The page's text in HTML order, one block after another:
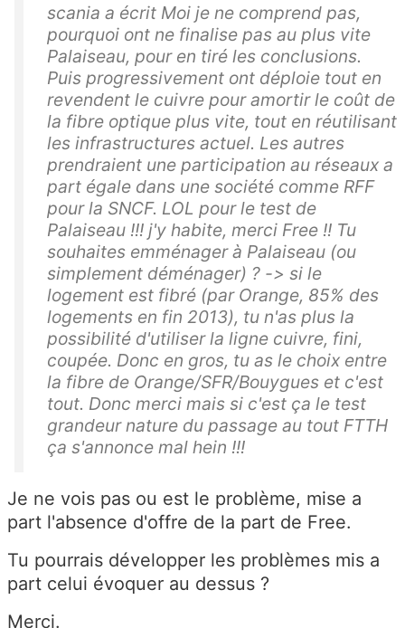
scania a écrit Moi je ne comprend pas,
pourquoi ont ne finalise pas au plus vite
Palaiseau, pour en tiré les conclusions.
Puis progressivement ont déploie tout en
revendent le cuivre pour amortir le coût de
la fibre optique plus vite, tout en réutilisant
les infrastructures actuel. Les autres
prendraient une participation au réseaux a
part égale dans une société comme RFF
pour la SNCF. LOL pour le test de
Palaiseau !!! j'y habite, merci Free !! Tu
souhaites emménager à Palaiseau (ou
simplement déménager) ? -> si le
logement est fibré (par Orange, 85% des
logements en fin 2013), tu n'as plus la
possibilité d'utiliser la ligne cuivre, fini,
coupée. Donc en gros, tu as le choix entre
la fibre de Orange/SFR/Bouygues et c'est
tout. Donc merci mais si c'est ça le test
grandeur nature du passage au tout FTTH
ça s'annonce mal hein !!!
Je ne vois pas ou est le problème, mise a
part l'absence d'offre de la part de Free.
Tu pourrais développer les problèmes mis a
part celui évoquer au dessus ?
Merci.